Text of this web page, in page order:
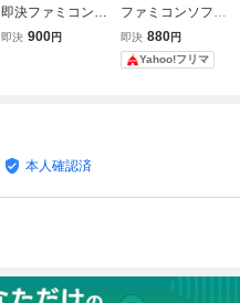
即決ファミコンソ
フト 中嶋悟 Ｆ１
即決 900円
ファミコンソフト
中嶋悟監修 F-1ヒ
ーロー2
即決 880円
Yahoo!フリマ
本人確認済